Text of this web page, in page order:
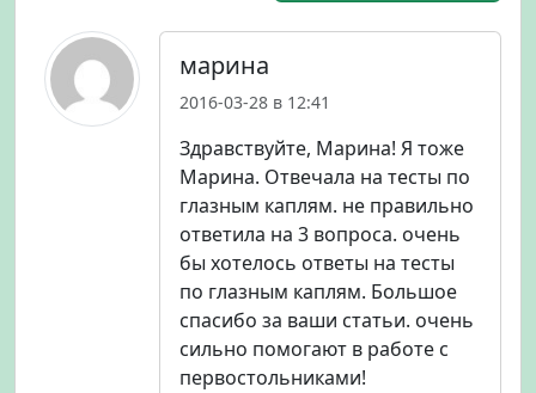
марина
2016-03-28 в 12:41
Здравствуйте, Марина! Я тоже
Марина. Отвечала на тесты по
глазным каплям. не правильно
ответила на 3 вопроса. очень
бы хотелось ответы на тесты
по глазным каплям. Большое
спасибо за ваши статьи. очень
сильно помогают в работе с
первостольниками!